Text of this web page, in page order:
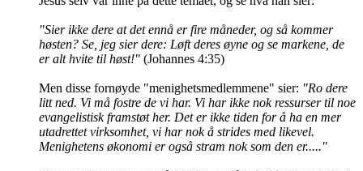
"Sier ikke dere at det ennå er fire måneder, og så kommer
høsten? Se, jeg sier dere: Løft deres øyne og se markene, de
er alt hvite til høst!" (Johannes 4:35)
Men disse fornøyde "menighetsmedlemmene" sier: "Ro dere
litt ned. Vi må fostre de vi har. Vi har ikke nok ressurser til noe
evangelistisk framstøt her. Det er ikke tiden for å ha en mer
utadrettet virksomhet, vi har nok å strides med likevel.
Menighetens økonomi er også stram nok som den er....."